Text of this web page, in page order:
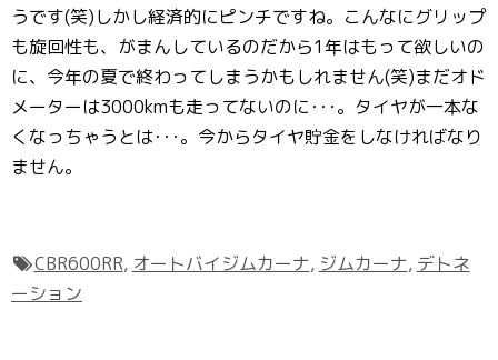
うです(笑)しかし経済的にピンチですね。こんなにグリップ
も旋回性も、がまんしているのだから1年はもって欲しいの
に、今年の夏で終わってしまうかもしれません(笑)まだオド
メーターは3000kmも走ってないのに･･･。タイヤが一本な
くなっちゃうとは･･･。今からタイヤ貯金をしなければなり
ません。
CBR600RR, オートバイジムカーナ, ジムカーナ, デトネ
ーション